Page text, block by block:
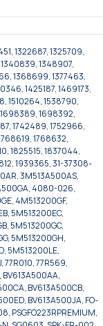
1322687, 1325709,
1340839, 1348907,
1368699, 1377463,
1425187, 1469173,
1510264, 1538790,
1698389, 1698392,
1742489, 1752966,
1768632,
1825515, 1837044,
1939365, 31-37308-
3M513A500AS,
4080-026,
4M513200GF,
5M513200EC,
5M513200GC,
5M513200GH,
5M513200LE,
77R010, 77R569,
BV613A500CB,
BV613A500JA, FO-
PSGFO223RPREMIUM,